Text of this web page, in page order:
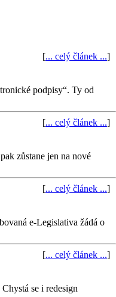
[... celý článek ...]
podpisy“. Ty od
[... celý článek ...]
zůstane jen na nové
[... celý článek ...]
e-Legislativa žádá o
[... celý článek ...]
se i redesign